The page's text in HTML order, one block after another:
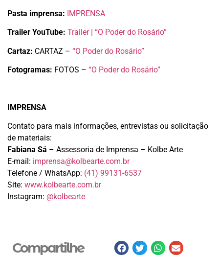
Pasta imprensa: IMPRENSA
Trailer YouTube: Trailer | “O Poder do Rosário”
Cartaz: CARTAZ – “O Poder do Rosário”
Fotogramas: FOTOS – “O Poder do Rosário”
IMPRENSA
Contato para mais informações, entrevistas ou solicitação
de materiais:
Fabiana Sá – Assessoria de Imprensa – Kolbe Arte
E-mail: imprensa@kolbearte.com.br
Telefone / WhatsApp: (41) 99131-6537
Site: www.kolbearte.com.br
Instagram: @kolbearte
Compartilhe